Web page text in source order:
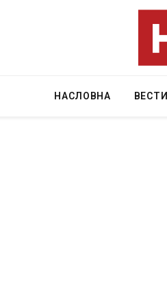
НАСЛОВНА ВЕСТИ